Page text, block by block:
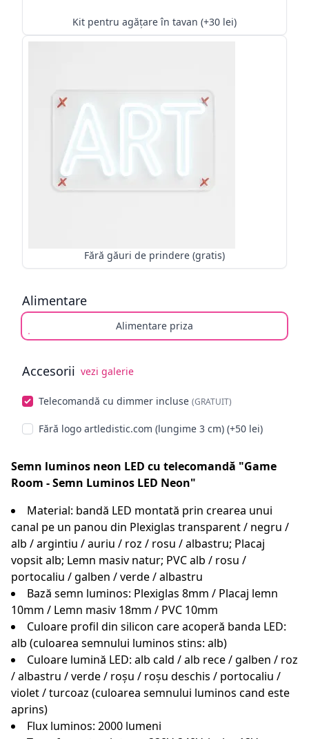
Kit pentru agățare în tavan (+30 lei)
Fără găuri de prindere (gratis)
Alimentare
Alimentare priza
Accesorii vezi galerie
Telecomandă cu dimmer incluse (GRATUIT)
Fără logo artledistic.com (lungime 3 cm) (+50 lei)
Semn luminos neon LED cu telecomandă "Game
Room - Semn Luminos LED Neon"
Material: bandă LED montată prin crearea unui
canal pe un panou din Plexiglas transparent / negru /
alb / argintiu / auriu / roz / rosu / albastru; Placaj
vopsit alb; Lemn masiv natur; PVC alb / rosu /
portocaliu / galben / verde / albastru
Bază semn luminos: Plexiglas 8mm / Placaj lemn
10mm / Lemn masiv 18mm / PVC 10mm
Culoare profil din silicon care acoperă banda LED:
alb (culoarea semnului luminos stins: alb)
Culoare lumină LED: alb cald / alb rece / galben / roz
/ albastru / verde / roșu / roșu deschis / portocaliu /
violet / turcoaz (culoarea semnului luminos cand este
aprins)
Flux luminos: 2000 lumeni